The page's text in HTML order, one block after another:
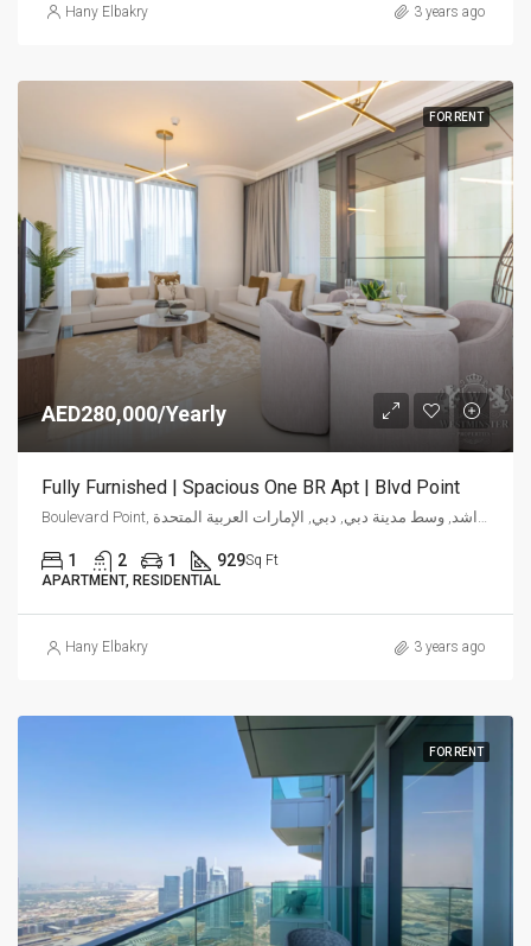
Hany Elbakry 3 years ago
FOR RENT
AED280,000/Yearly
Fully Furnished | Spacious One BR Apt | Blvd Point
Boulevard Point, شارع الشيخ محمد بن راشد, وسط مدينة دبي, دبي, الإمارات العربية المتحدة
1 2 1 929Sq Ft
APARTMENT, RESIDENTIAL
Hany Elbakry 3 years ago
FOR RENT